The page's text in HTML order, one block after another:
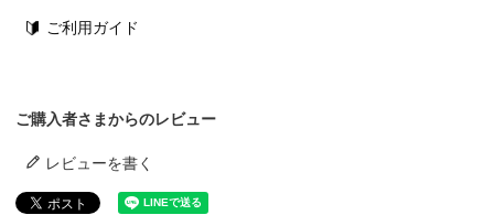
ご利用ガイド
ご購入者さまからのレビュー
レビューを書く